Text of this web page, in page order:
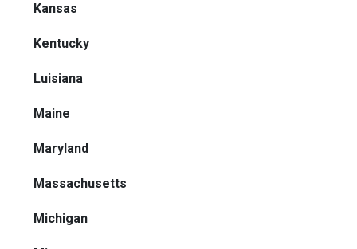
Kansas
Kentucky
Luisiana
Maine
Maryland
Massachusetts
Michigan